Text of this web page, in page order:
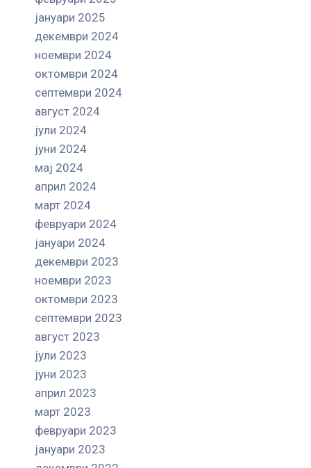
јануари 2025
декември 2024
ноември 2024
октомври 2024
септември 2024
август 2024
јули 2024
јуни 2024
мај 2024
април 2024
март 2024
февруари 2024
јануари 2024
декември 2023
ноември 2023
октомври 2023
септември 2023
август 2023
јули 2023
јуни 2023
април 2023
март 2023
февруари 2023
јануари 2023